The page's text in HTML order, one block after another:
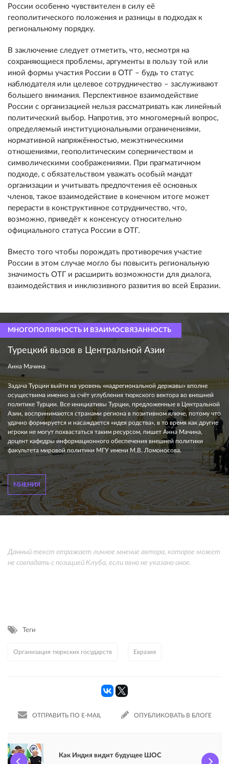
России особенно чувствителен в силу её
геополитического положения и разницы в подходах к
региональному порядку.
В заключение следует отметить, что, несмотря на
сохраняющиеся проблемы, аргументы в пользу той или
иной формы участия России в ОТГ – будь то статус
наблюдателя или целевое сотрудничество – заслуживают
большего внимания. Перспективное взаимодействие
России с организацией нельзя рассматривать как линейный
политический выбор. Напротив, это многомерный вопрос,
определяемый институциональными ограничениями,
нормативной напряжённостью, межэтническими
отношениями, геополитическим соперничеством и
символическими соображениями. При прагматичном
подходе, с обязательством уважать особый мандат
организации и учитывать предпочтения её основных
членов, такое взаимодействие в конечном итоге может
перерасти в конструктивное сотрудничество, что,
возможно, приведёт к консенсусу относительно
официального статуса России в ОТГ.
Вместо того чтобы порождать противоречия участие
России в этом случае могло бы повысить региональную
значимость ОТГ и расширить возможности для диалога,
взаимодействия и инклюзивного развития во всей Евразии.
МНОГОПОЛЯРНОСТЬ И ВЗАИМОСВЯЗАННОСТЬ
Турецкий вызов в Центральной Азии
Анна Мачина
Задача Турции выйти на уровень «надрегиональной державы» вполне
осуществима именно за счёт углубления тюркского вектора во внешней
политике Турции. Все инициативы Турции, предложенные в Центральной
Азии, воспринимаются странами региона в позитивном ключе, потому что
удачно формируется и насаждается «идея родства», в то время как другие
игроки не могут похвастаться таким ресурсом, пишет Анна Мачина,
доцент кафедры информационного обеспечения внешней политики
факультета мировой политики МГУ имени М.В. Ломоносова.
МНЕНИЯ
Данный текст отражает личное мнение автора, которое может
не совпадать с позицией Клуба, если явно не указано иное.
Теги
Организация тюркских государств Евразия
ОТПРАВИТЬ ПО E-MAIL ОПУБЛИКОВАТЬ В БЛОГЕ
Как Индия видит будущее ШОС